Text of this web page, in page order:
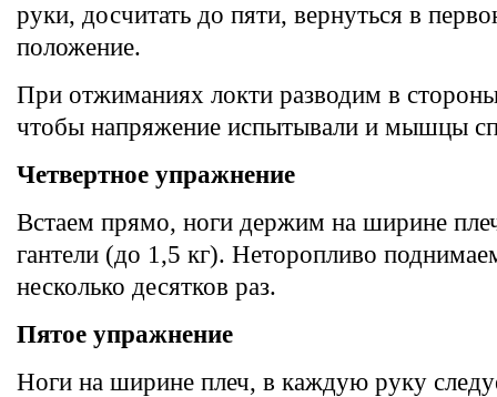
руки, досчитать до пяти, вернуться в
положение.
При отжиманиях локти разводим в
чтобы напряжение испытывали и мышцы
Четвертное упражнение
Встаем прямо, ноги держим на ширине
гантели (до 1,5 кг). Неторопливо
несколько десятков раз.
Пятое упражнение
Ноги на ширине плеч, в каждую руку